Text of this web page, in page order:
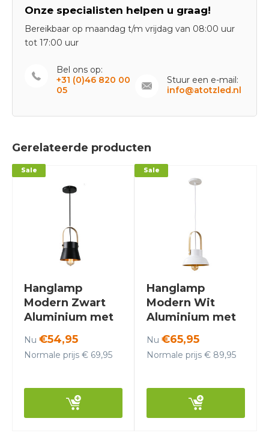
Onze specialisten helpen u graag!
Bereikbaar op maandag t/m vrijdag van 08:00 uur
tot 17:00 uur
Bel ons op:
+31 (0)46 820 00
05
Stuur een e-mail:
info@atotzled.nl
Gerelateerde producten
Hanglamp
Modern Zwart
Aluminium met
Kirsi
Sale
Nu €54,95
Normale prijs € 69,95
Hanglamp
Modern Wit
Aluminium met
Lumi
Sale
Nu €65,95
Normale prijs € 89,95